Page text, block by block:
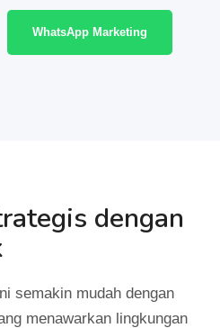
WhatsApp Marketing
dengan
semakin mudah dengan
menawarkan lingkungan